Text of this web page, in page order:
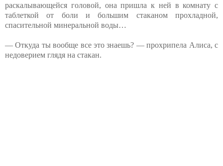
раскалывающейся головой, она пришла к ней в комнату с
таблеткой от боли и большим стаканом прохладной,
спасительной минеральной воды…
— Откуда ты вообще все это знаешь? — прохрипела Алиса, с
недоверием глядя на стакан.